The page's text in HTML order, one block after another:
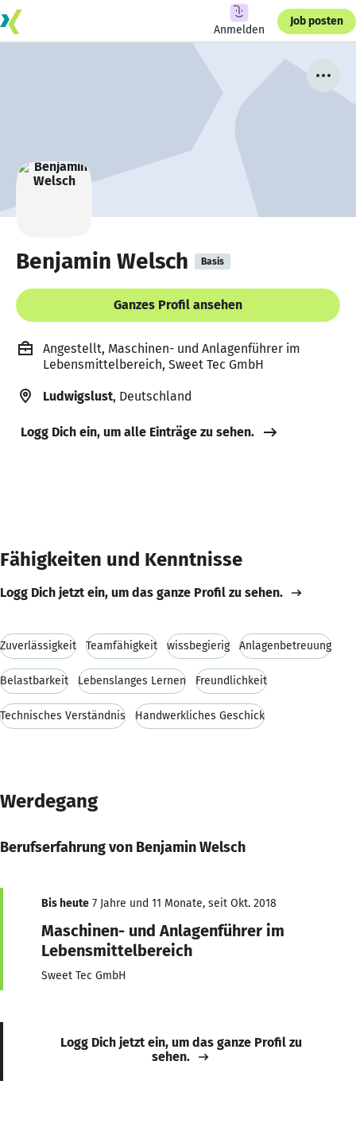
Anmelden
Job posten
Benjamin Welsch Basis
Ganzes Profil ansehen
Angestellt, Maschinen- und Anlagenführer im
Lebensmittelbereich, Sweet Tec GmbH
Ludwigslust, Deutschland
Logg Dich ein, um alle Einträge zu sehen.
Fähigkeiten und Kenntnisse
Logg Dich jetzt ein, um das ganze Profil zu sehen.
Zuverlässigkeit Teamfähigkeit wissbegierig Anlagenbetreuung
Belastbarkeit Lebenslanges Lernen Freundlichkeit
Technisches Verständnis Handwerkliches Geschick
Werdegang
Berufserfahrung von Benjamin Welsch
Bis heute 7 Jahre und 11 Monate, seit Okt. 2018
Maschinen- und Anlagenführer im
Lebensmittelbereich
Sweet Tec GmbH
Logg Dich jetzt ein, um das ganze Profil zu
sehen.